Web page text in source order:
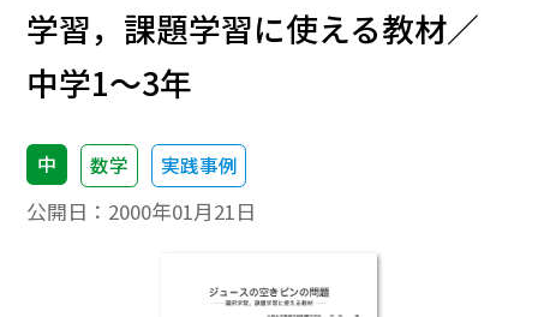
学習，課題学習に使える教材／
中学1～3年
中 数学 実践事例
公開日： 2000年01月21日